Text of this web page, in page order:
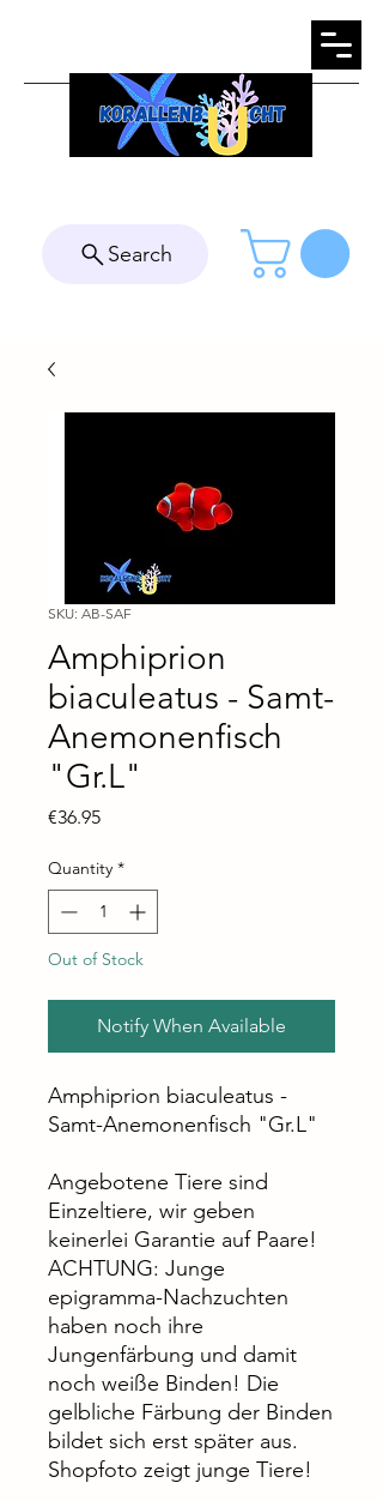
Search
SKU: AB-SAF
Amphiprion
biaculeatus - Samt-
Anemonenfisch
"Gr.L"
€36.95Price
Quantity *
Out of Stock
Notify When Available
Amphiprion biaculeatus -
Samt-Anemonenfisch "Gr.L"
Angebotene Tiere sind
Einzeltiere, wir geben
keinerlei Garantie auf Paare!
ACHTUNG: Junge
epigramma-Nachzuchten
haben noch ihre
Jungenfärbung und damit
noch weiße Binden! Die
gelbliche Färbung der Binden
bildet sich erst später aus.
Shopfoto zeigt junge Tiere!